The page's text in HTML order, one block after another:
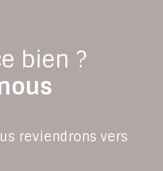
bien ?
reviendrons vers